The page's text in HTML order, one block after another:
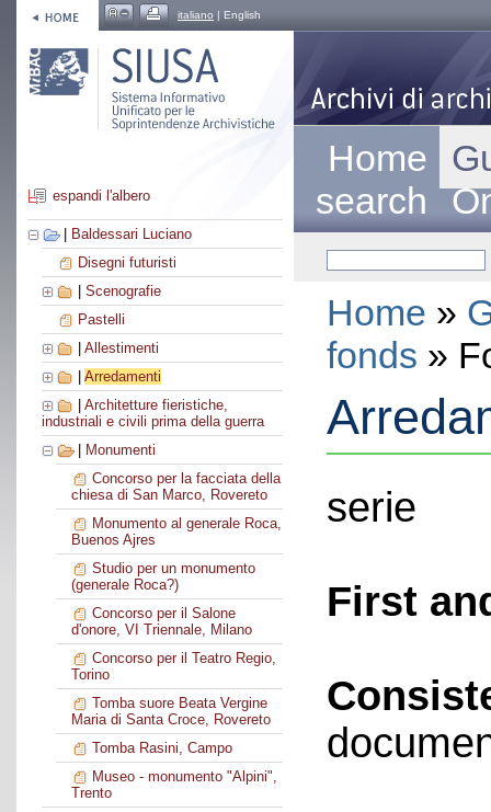
italiano | English
espandi l'albero
Baldessari Luciano
Disegni futuristi
Scenografie
Pastelli
Allestimenti
Arredamenti
Architetture fieristiche,
industriali e civili prima della guerra
Monumenti
Concorso per la facciata della
chiesa di San Marco, Rovereto
Monumento al generale Roca,
Buenos Ajres
Studio per un monumento
(generale Roca?)
Concorso per il Salone
d'onore, VI Triennale, Milano
Concorso per il Teatro Regio,
Torino
Tomba suore Beata Vergine
Maria di Santa Croce, Rovereto
Tomba Rasini, Campo
Museo - monumento "Alpini",
Trento
Home
search
Home »
fonds »
serie
First